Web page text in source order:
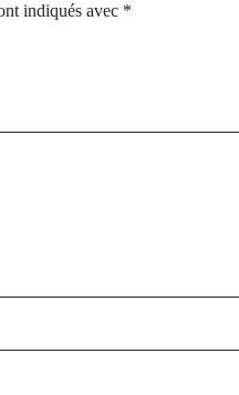
indiqués avec *